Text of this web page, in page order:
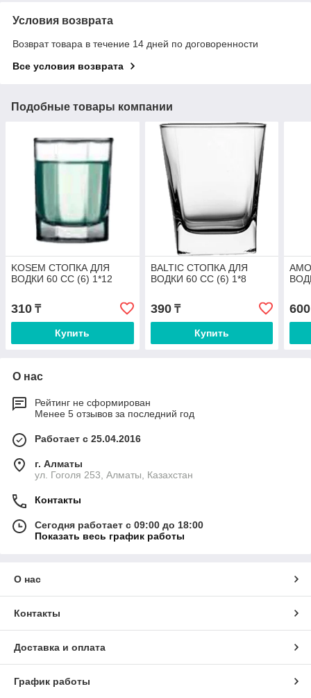
Условия возврата
Возврат товара в течение 14 дней по договоренности
Все условия возврата
Подобные товары компании
KOSEM СТОПКА ДЛЯ
ВОДКИ 60 СС (6) 1*12
310 ₸
Купить
BALTIC СТОПКА ДЛЯ
ВОДКИ 60 СС (6) 1*8
390₸
Купить
600
О нас
Рейтинг не сформирован
Менее 5 отзывов за последний год
Работает с 25.04.2016
г. Алматы
ул. Гоголя 253, Алматы, Казахстан
Контакты
Сегодня работает с 09:00 до 18:00
Показать весь график работы
О нас
Контакты
Доставка и оплата
График работы